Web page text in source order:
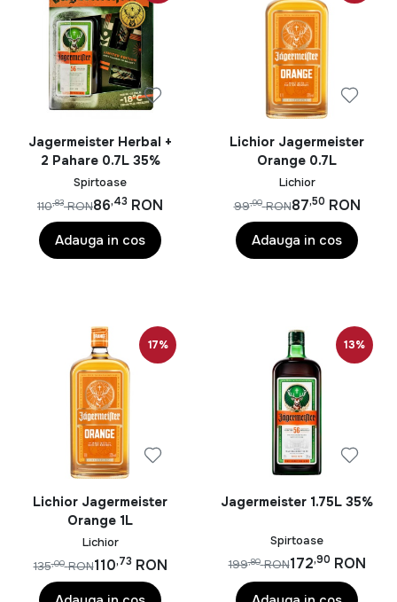
Jagermeister Herbal +
2 Pahare 0.7L 35%
Spirtoase
86,43 RON
110,83 RON
Adauga in cos
Lichior Jagermeister
Orange 0.7L
Lichior
87,50 RON
99,90 RON
Adauga in cos
17%
Lichior Jagermeister
Orange 1L
Lichior
110,73 RON
135,00 RON
13%
Jagermeister 1.75L 35%
Spirtoase
172,90 RON
199,80 RON